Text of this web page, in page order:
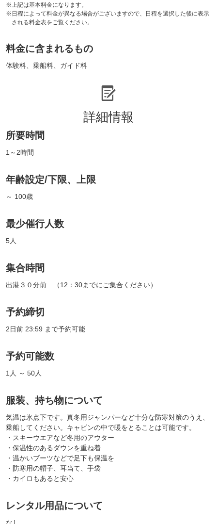
※上記は基本料金になります。
※日程によって料金が異なる場合がございますので、日程を選択した後に表示
される料金表をご覧ください。
料金に含まれるもの
体験料、乗船料、ガイド料
詳細情報
所要時間
1～2時間
年齢設定/下限、上限
～ 100歳
最少催行人数
5人
集合時間
出港３０分前 （12：30までにご集合ください）
予約締切
2日前 23:59 まで予約可能
予約可能数
1人 ～ 50人
服装、持ち物について
気温は氷点下です。真冬用ジャンパーなど十分な防寒対策のうえ、
乗船してください。キャビンの中で暖をとることは可能です。
・スキーウエアなど冬用のアウター
・保温性のあるダウンを重ね着
・温かいブーツなどで足下も保温を
・防寒用の帽子、耳当て、手袋
・カイロもあると安心
レンタル用品について